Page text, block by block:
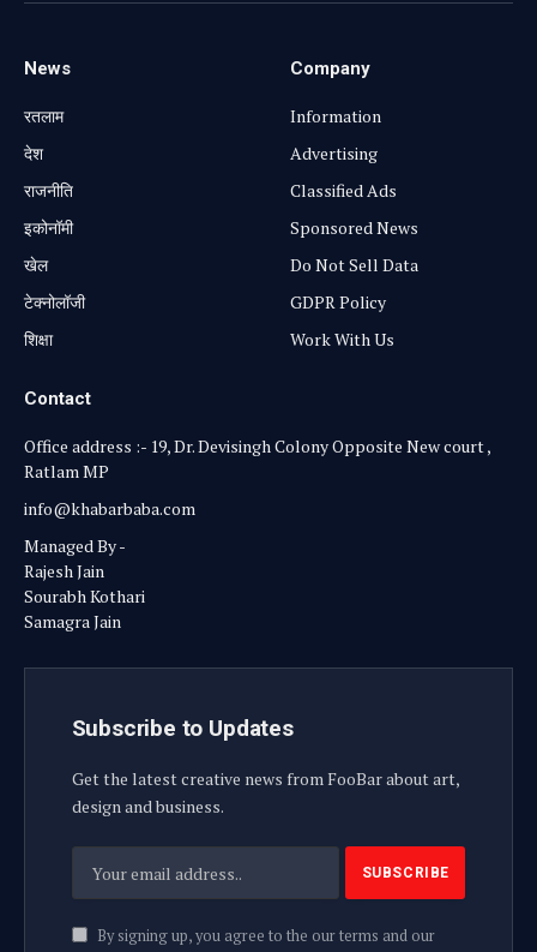
News
रतलाम
⁠देश
राजनीति
⁠इकोनॉमी
खेल
टेक्नोलॉजी
शिक्षा
Company
Information
Advertising
Classified Ads
Sponsored News
Do Not Sell Data
GDPR Policy
Work With Us
Contact
Office address :- 19, Dr. Devisingh Colony Opposite New court ,
Ratlam MP
info@khabarbaba.com
Managed By -
Rajesh Jain
Sourabh Kothari
Samagra Jain
Subscribe to Updates
Get the latest creative news from FooBar about art,
design and business.
By signing up, you agree to the our terms and our